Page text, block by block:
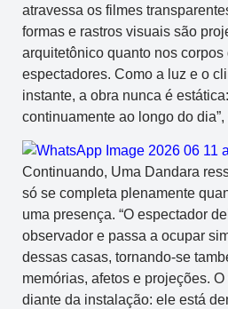
atravessa os filmes
formas e rastros visuais são
arquitetônico quanto nos corpos
espectadores. Como a luz e o
instante, a obra nunca é
continuamente ao longo do dia”,
Continuando, Uma Dandara
só se completa plenamente
uma presença. “O espectador
observador e passa a ocupar
dessas casas, tornando-se
memórias, afetos e projeções.
diante da instalação: ele está